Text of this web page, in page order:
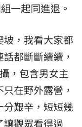
一起同進退。
，我看大家都
都斷斷續續，
，包含男女主
在野外露營，
分艱辛，短短幾
觀眾看得過